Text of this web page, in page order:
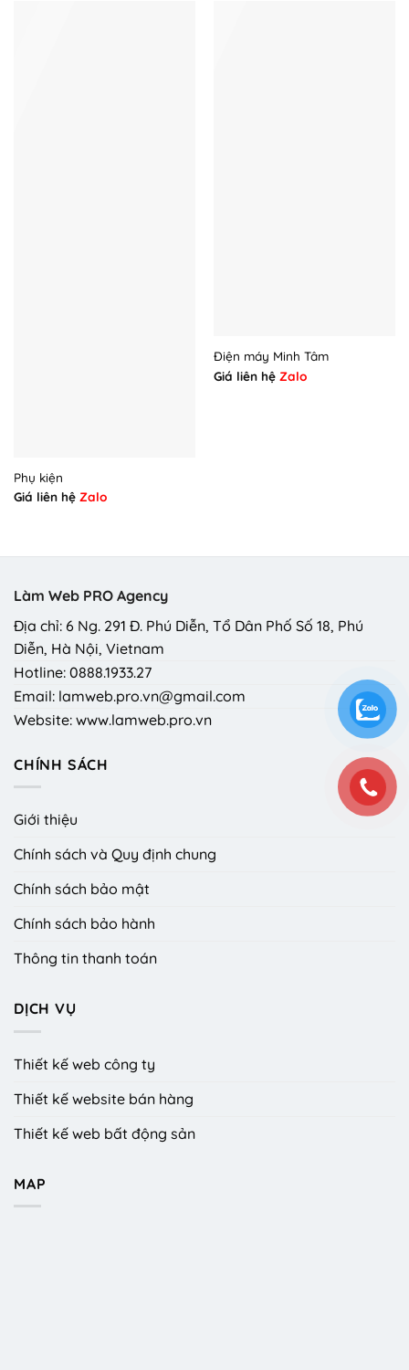
Phụ kiện
Giá liên hệ Zalo
Điện máy Minh Tâm
Giá liên hệ Zalo
Làm Web PRO Agency
Địa chỉ: 6 Ng. 291 Đ. Phú Diễn, Tổ Dân Phố Số 18, Phú
Diễn, Hà Nội, Vietnam
Hotline: 0888.1933.27
Email: lamweb.pro.vn@gmail.com
Website: www.lamweb.pro.vn
CHÍNH SÁCH
Giới thiệu
Chính sách và Quy định chung
Chính sách bảo mật
Chính sách bảo hành
Thông tin thanh toán
DỊCH VỤ
Thiết kế web công ty
Thiết kế website bán hàng
Thiết kế web bất động sản
MAP